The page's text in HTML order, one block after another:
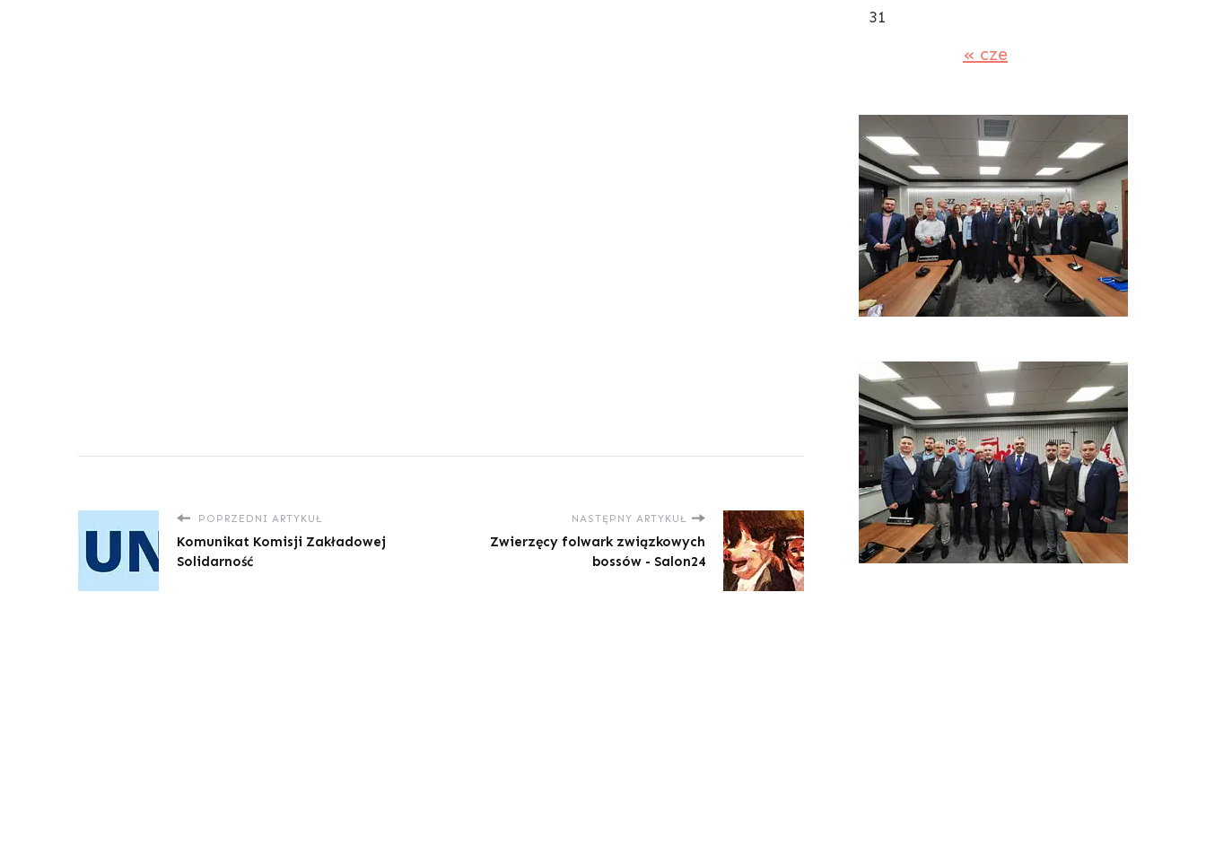
POPRZEDNI ARTYKUŁ
Komunikat Komisji Zakładowej
Solidarność
NASTĘPNY ARTYKUŁ
Zwierzęcy folwark związkowych
bossów - Salon24
31
« cze